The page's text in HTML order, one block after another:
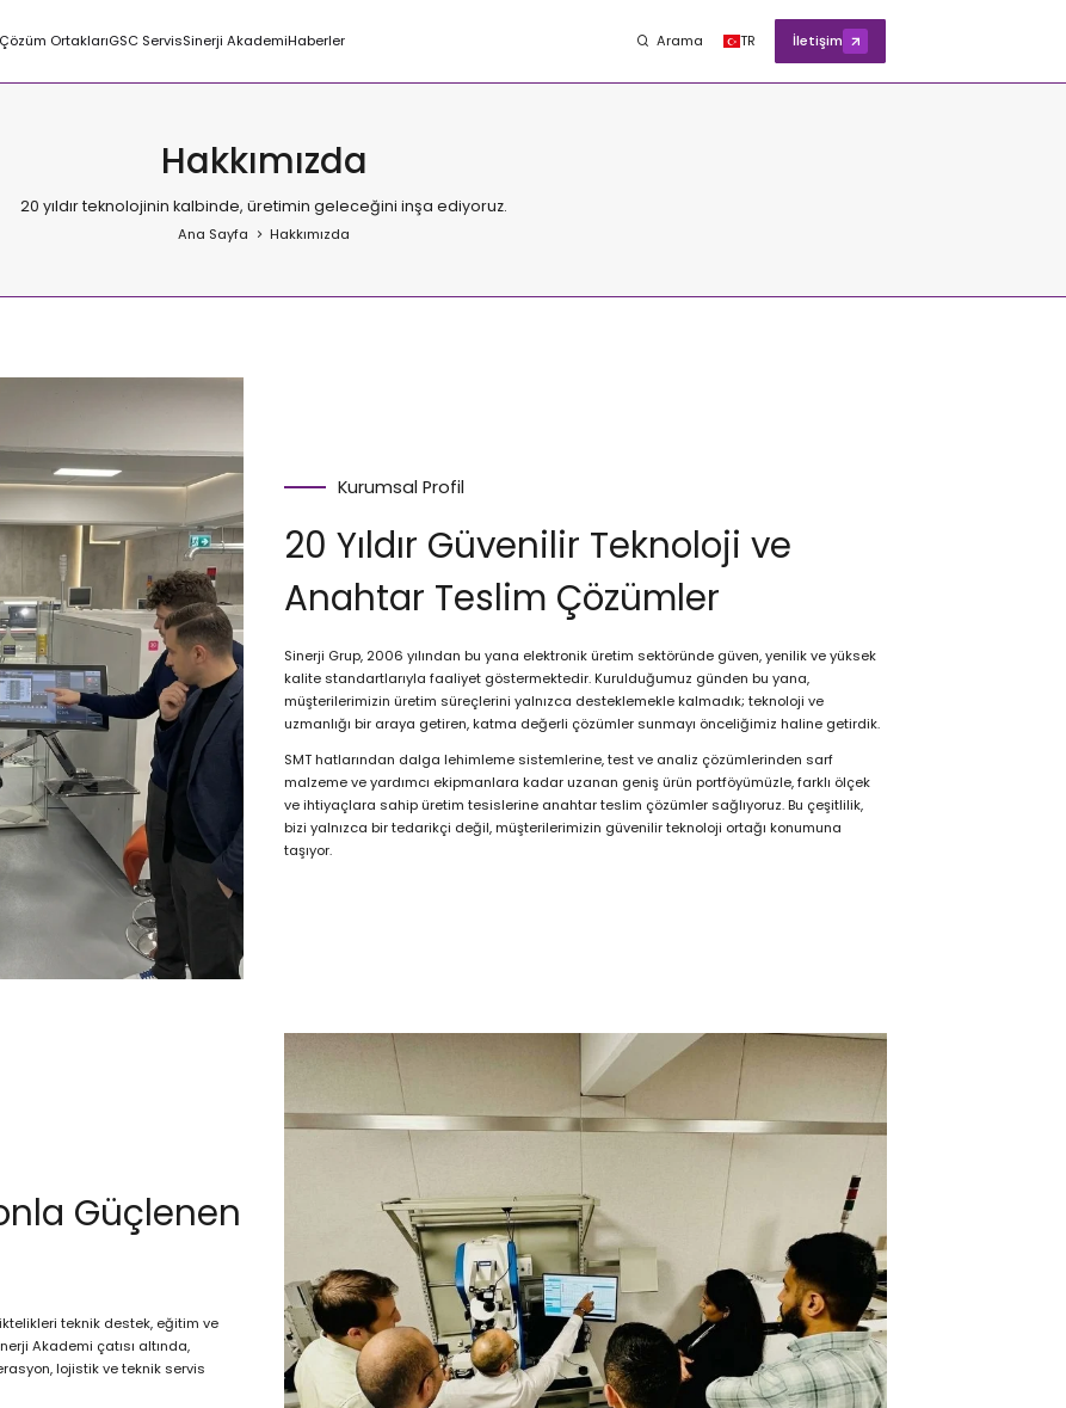
Çözüm OrtaklarıGSC ServisSinerji AkademiHaberler Arama TR İletişim
Hakkımızda
20 yıldır teknolojinin kalbinde, üretimin geleceğini inşa ediyoruz.
Ana Sayfa Hakkımızda
Kurumsal Profil
20 Yıldır Güvenilir Teknoloji ve
Anahtar Teslim Çözümler
Sinerji Grup, 2006 yılından bu yana elektronik üretim sektöründe güven, yenilik ve yüksek
kalite standartlarıyla faaliyet göstermektedir. Kurulduğumuz günden bu yana,
müşterilerimizin üretim süreçlerini yalnızca desteklemekle kalmadık; teknoloji ve
uzmanlığı bir araya getiren, katma değerli çözümler sunmayı önceliğimiz haline getirdik.
SMT hatlarından dalga lehimleme sistemlerine, test ve analiz çözümlerinden sarf
malzeme ve yardımcı ekipmanlara kadar uzanan geniş ürün portföyümüzle, farklı ölçek
ve ihtiyaçlara sahip üretim tesislerine anahtar teslim çözümler sağlıyoruz. Bu çeşitlilik,
bizi yalnızca bir tedarikçi değil, müşterilerimizin güvenilir teknoloji ortağı konumuna
taşıyor.
Güçlenen
teknik destek, eğitim ve
Akademi çatısı altında,
lojistik ve teknik servis